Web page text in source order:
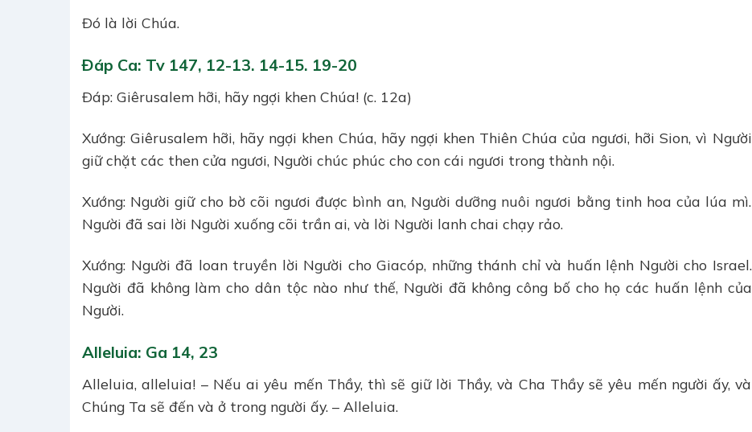
Ðó là lời Chúa.
Ðáp Ca: Tv 147, 12-13. 14-15. 19-20
Ðáp: Giêrusalem hỡi, hãy ngợi khen Chúa! (c. 12a)
Xướng: Giêrusalem hỡi, hãy ngợi khen Chúa, hãy ngợi khen Thiên Chúa của ngươi, hỡi Sion, vì Người
giữ chặt các then cửa ngươi, Người chúc phúc cho con cái ngươi trong thành nội.
Xướng: Người giữ cho bờ cõi ngươi được bình an, Người dưỡng nuôi ngươi bằng tinh hoa của lúa mì.
Người đã sai lời Người xuống cõi trần ai, và lời Người lanh chai chạy rảo.
Xướng: Người đã loan truyền lời Người cho Giacóp, những thánh chỉ và huấn lệnh Người cho Israel.
Người đã không làm cho dân tộc nào như thế, Người đã không công bố cho họ các huấn lệnh của
Người.
Alleluia: Ga 14, 23
Alleluia, alleluia! – Nếu ai yêu mến Thầy, thì sẽ giữ lời Thầy, và Cha Thầy sẽ yêu mến người ấy, và
Chúng Ta sẽ đến và ở trong người ấy. – Alleluia.